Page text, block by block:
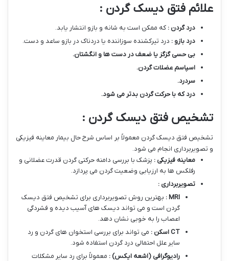
علائم فتق دیسک گردن :
درد گردن : که ممکن است به شانه و بازو انتشار یابد.
درد بازو : درد تیرکشنده سوزاننده یا دردناک در بازو ساعد و دست.
بی حسی گزگز یا ضعف در دست ها و انگشتان.
اسپاسم عضلات گردن.
سردرد.
درد که با حرکت گردن بدتر می شود.
تشخیص فتق دیسک گردن :
تشخیص فتق دیسک گردن معمولاً بر اساس شرح حال بیمار معاینه فیزیکی
و تصویربرداری انجام می شود.
معاینه فیزیکی : پزشک با بررسی دامنه حرکتی گردن قدرت عضلانی و
رفلکس ها به ارزیابی وضعیت گردن می پردازد.
تصویربرداری :
MRI
: بهترین روش تصویربرداری برای تشخیص فتق دیسک
گردن است و می تواند دیسک های آسیب دیده و فشردگی
اعصاب را به خوبی نشان دهد.
CTاسکن : می تواند برای بررسی استخوان های گردن و رد
سایر علل احتمالی درد گردن استفاده شود.
رادیوگرافی (اشعه ایکس) : معمولاً برای رد سایر مشکلات